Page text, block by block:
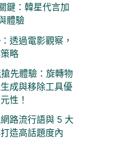
鍵：韓星代言加
體驗
透過電影觀察，
略
先體驗：旋轉物
成與移除工具優
性！
路流行語與 5 大
造高話題度內